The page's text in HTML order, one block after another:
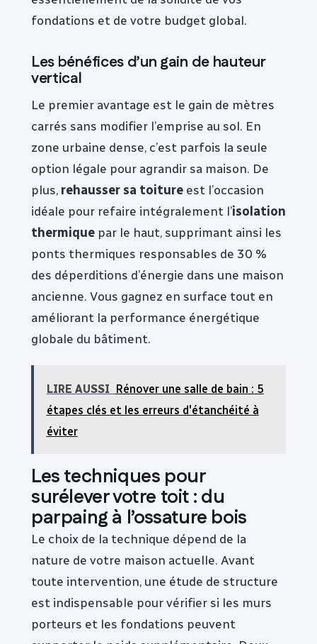
fondations et de votre budget global.
Les bénéfices d’un gain de hauteur
vertical
Le premier avantage est le gain de mètres
carrés sans modifier l’emprise au sol. En
zone urbaine dense, c’est parfois la seule
option légale pour agrandir sa maison. De
plus,rehausser sa toiture est l’occasion
idéale pour refaire intégralement l’isolation
thermique par le haut, supprimant ainsi les
ponts thermiques responsables de 30 %
des déperditions d’énergie dans une maison
ancienne. Vous gagnez en surface tout en
améliorant la performance énergétique
globale du bâtiment.
LIRE AUSSI Rénover une salle de bain : 5
étapes clés et les erreurs d'étanchéité à
éviter
Les techniques pour
surélever votre toit : du
parpaing à l’ossature bois
Le choix de la technique dépend de la
nature de votre maison actuelle. Avant
toute intervention, une étude de structure
est indispensable pour vérifier si les murs
porteurs et les fondations peuvent